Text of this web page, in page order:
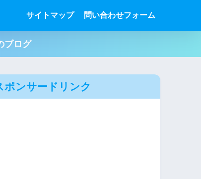
サイトマップ 問い合わせフォーム
ブログ
ポンサードリンク